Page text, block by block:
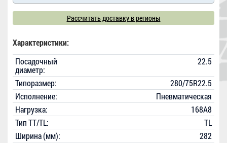
Рассчитать доставку в регионы
Характеристики:
Посадочный
диаметр:
22.5
Типоразмер:
280/75R22.5
Исполнение:
Пневматическая
Нагрузка:
168A8
Тип TT/TL:
TL
Ширина (мм):
282